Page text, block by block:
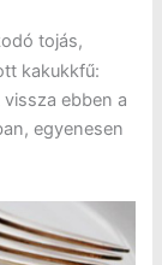
tojás,
kakukkfű:
ebben a
egyenesen